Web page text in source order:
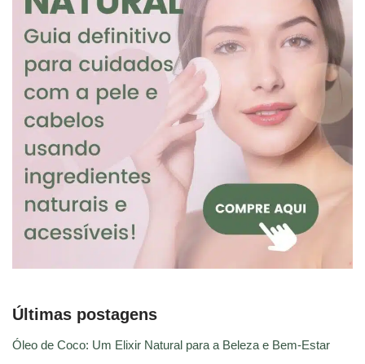
Últimas postagens
Óleo de Coco: Um Elixir Natural para a Beleza e Bem-Estar